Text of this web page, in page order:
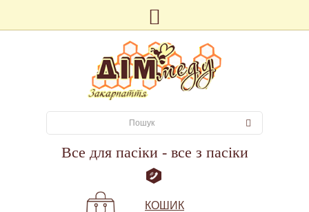
Все для пасіки - все з пасіки
КОШИК